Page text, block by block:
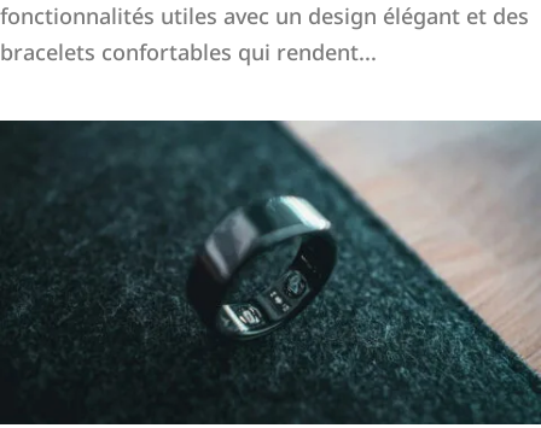
fonctionnalités utiles avec un design élégant et des
bracelets confortables qui rendent...